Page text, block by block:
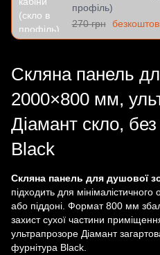
профіль)
270 грн
Скляна панель
2000×800 мм,
Діамант скло,
Black
Скляна панель для душової
підходить для
або піддоні. Формат 800 мм
захист сухої частини
ультрапрозоре Діамант
фурнітура Black.